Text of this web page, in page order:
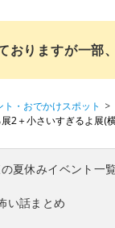
おりますが一部
・おでかけスポット
2＋小さいすぎるよ展(
夏休みイベント一
い話まとめ